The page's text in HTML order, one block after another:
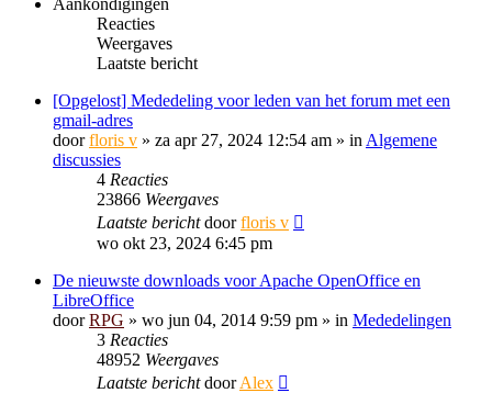
Aankondigingen
Reacties
Weergaves
Laatste bericht
[Opgelost] Mededeling voor leden van het forum met een
gmail-adres
doorfloris v » za apr 27, 2024 12:54 am » in Algemene
discussies
4 Reacties
23866 Weergaves
Laatste berichtdoorfloris v
wo okt 23, 2024 6:45 pm
De nieuwste downloads voor Apache OpenOffice en
LibreOffice
doorRPG » wo jun 04, 2014 9:59 pm » in Mededelingen
3 Reacties
48952 Weergaves
Laatste berichtdoorAlex